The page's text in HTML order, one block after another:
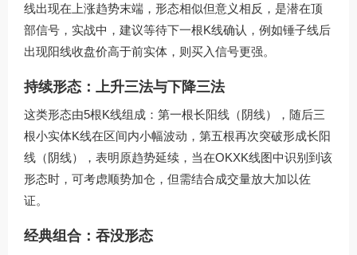
线出现在上涨趋势末端，形态相似但意义相反，是潜在顶
部信号，实战中，建议等待下一根K线确认，例如锤子线后
出现阳线收盘价高于前实体，则买入信号更强。
持续形态：上升三法与下降三法
这类形态由5根K线组成：第一根长阳线（阴线），随后三
根小实体K线在区间内小幅波动，第五根再次突破形成长阳
线（阴线），表明原趋势延续，当在OKXK线图中识别到该
形态时，可考虑顺势加仓，但需结合成交量放大加以佐
证。
经典组合：吞没形态